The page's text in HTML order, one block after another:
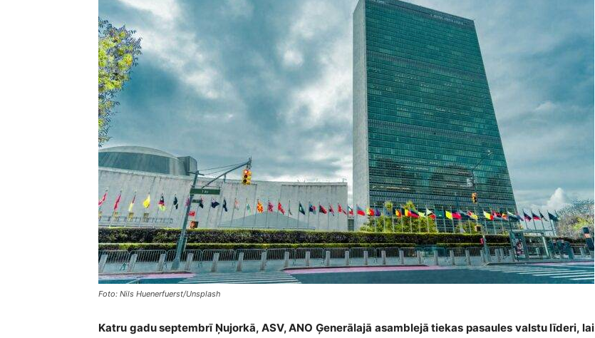
Foto: Nils Huenerfuerst/Unsplash
Katru gadu septembrī Ņujorkā, ASV, ANO Ģenerālajā asamblejā tiekas pasaules valstu līderi, lai